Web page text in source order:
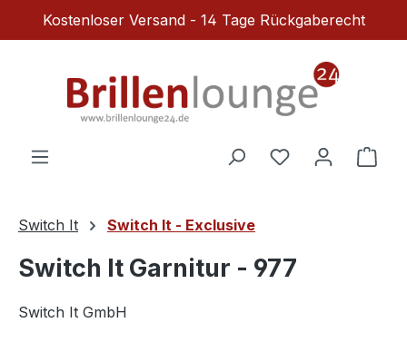
Zum Hauptinhalt springen
Kostenloser Versand - 14 Tage Rückgaberecht
Du hast 0
Switch It Switch It - Exclusive
Switch It Garnitur - 977
Switch It GmbH